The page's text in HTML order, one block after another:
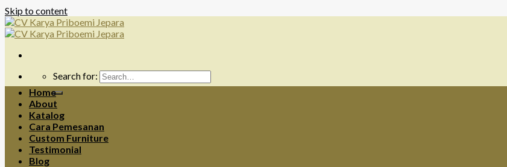
Skip to content
Search for:
Home
About
Katalog
Cara Pemesanan
Custom Furniture
Testimonial
Blog